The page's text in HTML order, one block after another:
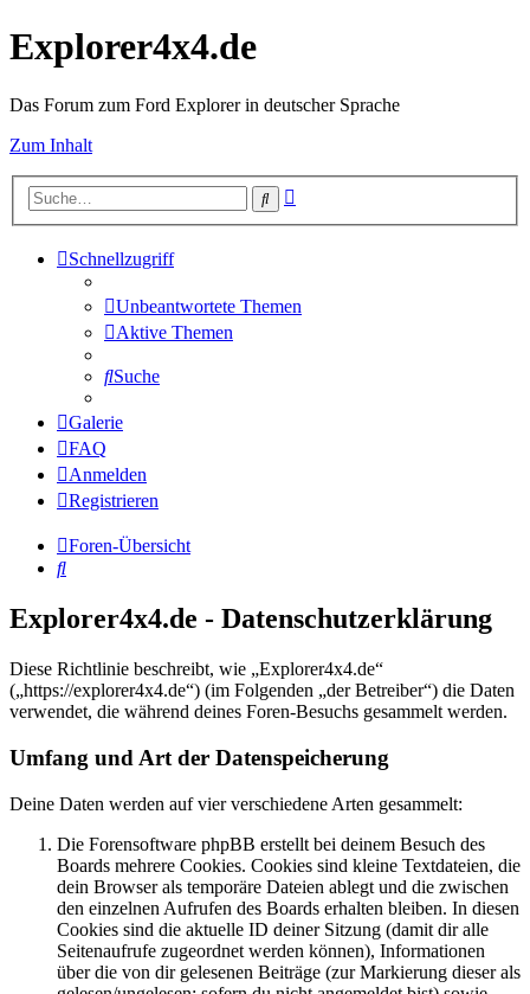
Explorer4x4.de
Das Forum zum Ford Explorer in deutscher Sprache
Zum Inhalt
Suche
Schnellzugriff
Unbeantwortete Themen
Aktive Themen
Suche
Galerie
FAQ
Anmelden
Registrieren
Foren-Übersicht
Suche
Explorer4x4.de - Datenschutzerklärung
Diese Richtlinie beschreibt, wie „Explorer4x4.de“
(„https://explorer4x4.de“) (im Folgenden „der Betreiber“) die Daten
verwendet, die während deines Foren-Besuchs gesammelt werden.
Umfang und Art der Datenspeicherung
Deine Daten werden auf vier verschiedene Arten gesammelt:
Die Forensoftware phpBB erstellt bei deinem Besuch des
Boards mehrere Cookies. Cookies sind kleine Textdateien, die
dein Browser als temporäre Dateien ablegt und die zwischen
den einzelnen Aufrufen des Boards erhalten bleiben. In diesen
Cookies sind die aktuelle ID deiner Sitzung (damit dir alle
Seitenaufrufe zugeordnet werden können), Informationen
über die von dir gelesenen Beiträge (zur Markierung dieser als